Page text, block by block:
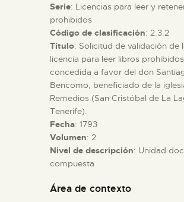
ACTIVIDADES
█
EL MUSEO
COLECCIONES
DIDÁCTICA
Serie: Licencias para leer y
prohibidos
Código de clasificación: 2.3.2
Título: Solicitud de validación de
licencia para leer libros prohibidos
concedida a favor del don
Bencomo, beneficiado de la
Remedios (San Cristóbal de La
Tenerife).
Fecha: 1793
Volumen: 2
Nivel de descripción: Unidad
compuesta
Área de contexto